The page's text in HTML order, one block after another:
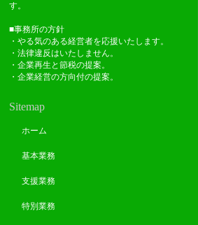
す。
■事務所の方針
・やる気のある経営者を応援いたします。
・法律違反はいたしません。
・企業再生と節税の提案。
・企業経営の方向付の提案。
Sitemap
ホーム
基本業務
支援業務
特別業務